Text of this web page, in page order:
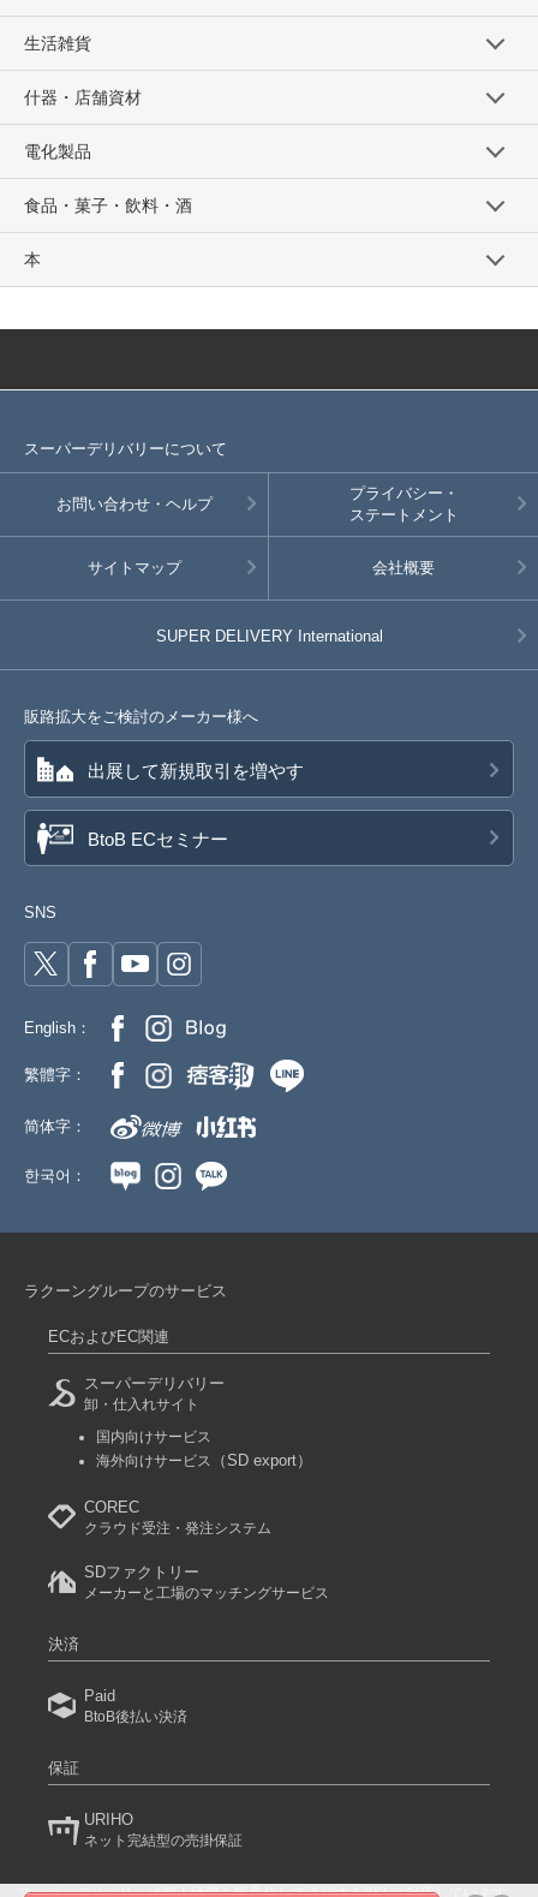
生活雑貨
什器・店舗資材
電化製品
食品・菓子・飲料・酒
本
スーパーデリバリーについて
お問い合わせ・ヘルプ
プライバシー・
ステートメント
サイトマップ 会社概要
SUPER DELIVERY International
販路拡大をご検討のメーカー様へ
出展して新規取引を増やす
BtoB ECセミナー
SNS
English：
繁體字：
简体字：
한국어：
ラクーングループのサービス
ECおよびEC関連
スーパーデリバリー
卸・仕入れサイト
国内向けサービス
海外向けサービス
（SD export）
COREC
クラウド受注・発注システム
SDファクトリー
メーカーと工場のマッチングサービス
決済
Paid
BtoB後払い決済
保証
URIHO
ネット完結型の売掛保証
スーパーデリバリーは個人情報を暗号化して送信するSSLに対応しています。